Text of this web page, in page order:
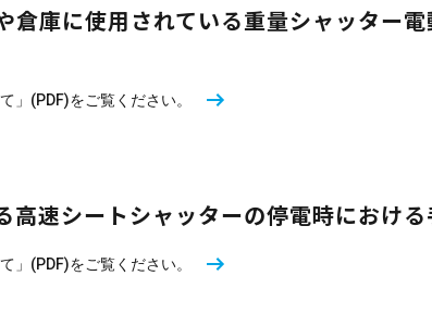
倉庫に使用されている重量シャッター
」(PDF)をご覧ください。
高速シートシャッターの停電時におけ
」(PDF)をご覧ください。